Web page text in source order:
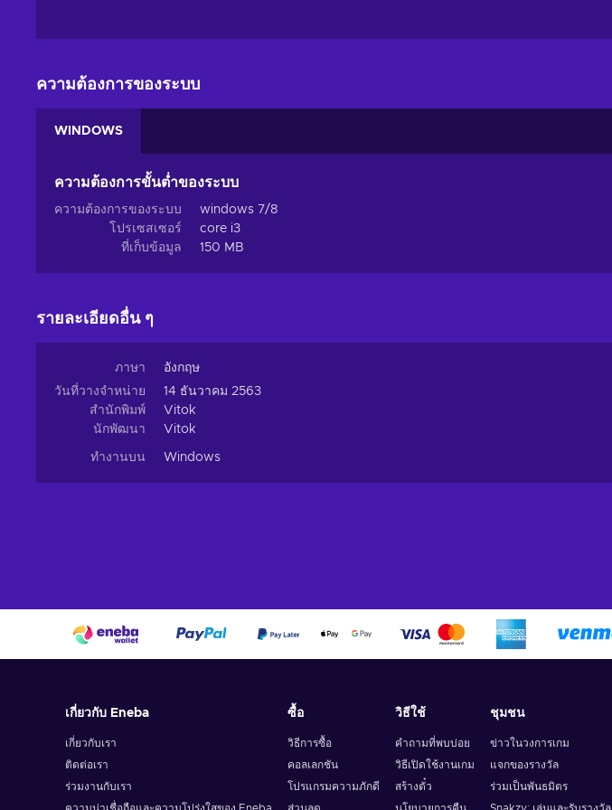
ความต้องการของระบบ
WINDOWS
ความต้องการขั้นต่ำของระบบ
ความต้องการของระบบ
windows 7/8
โปรเซสเซอร์
core i3
ที่เก็บข้อมูล
150 MB
รายละเอียดอื่น ๆ
ภาษา
อังกฤษ
วันที่วางจำหน่าย
14 ธันวาคม 2563
สำนักพิมพ์
Vitok
นักพัฒนา
Vitok
ทำงานบน Windows
เกี่ยวกับ Eneba
เกี่ยวกับเรา
ติดต่อเรา
ร่วมงานกับเรา
ซื้อ
วิธีการซื้อ
คอลเลกชัน
โปรแกรมความภักดี
วิธีใช้
คำถามที่พบบ่อย
วิธีเปิดใช้งานเกม
สร้างตั๋ว
ชุมชน
ข่าวในวงการเกม
แจกของรางวัล
ร่วมเป็นพันธมิตร